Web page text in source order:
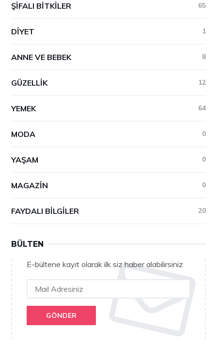
ŞIFALI BITKILER 65
DIYET 1
ANNE VE BEBEK 8
GÜZELLIK 12
YEMEK 64
MODA 0
YAŞAM 0
MAGAZIN 0
FAYDALI BILGILER 20
BÜLTEN
E-bültene kayıt olarak ilk siz haber alabilirsiniz
GÖNDER